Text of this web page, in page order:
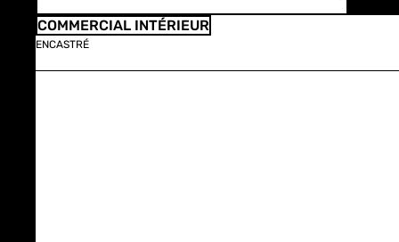
COMMERCIAL INTÉRIEUR
ENCASTRÉ